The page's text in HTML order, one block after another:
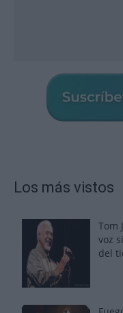
Los más vistos
Tom
voz
del